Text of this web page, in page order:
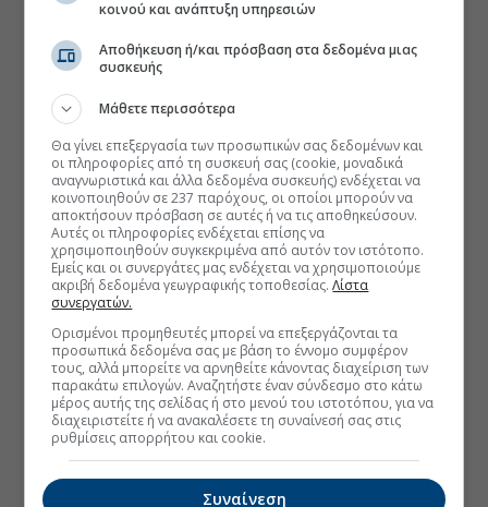
κοινού και ανάπτυξη υπηρεσιών
Αποθήκευση ή/και πρόσβαση στα δεδομένα μιας
συσκευής
Μάθετε περισσότερα
Θα γίνει επεξεργασία των προσωπικών σας δεδομένων και
οι πληροφορίες από τη συσκευή σας (cookie, μοναδικά
αναγνωριστικά και άλλα δεδομένα συσκευής) ενδέχεται να
κοινοποιηθούν σε 237 παρόχους, οι οποίοι μπορούν να
αποκτήσουν πρόσβαση σε αυτές ή να τις αποθηκεύσουν.
Αυτές οι πληροφορίες ενδέχεται επίσης να
χρησιμοποιηθούν συγκεκριμένα από αυτόν τον ιστότοπο.
Εμείς και οι συνεργάτες μας ενδέχεται να χρησιμοποιούμε
ακριβή δεδομένα γεωγραφικής τοποθεσίας.Λίστα
συνεργατών.
Ορισμένοι προμηθευτές μπορεί να επεξεργάζονται τα
προσωπικά δεδομένα σας με βάση το έννομο συμφέρον
τους, αλλά μπορείτε να αρνηθείτε κάνοντας διαχείριση των
παρακάτω επιλογών. Αναζητήστε έναν σύνδεσμο στο κάτω
μέρος αυτής της σελίδας ή στο μενού του ιστοτόπου, για να
διαχειριστείτε ή να ανακαλέσετε τη συναίνεσή σας στις
ρυθμίσεις απορρήτου και cookie.
Συναίνεση